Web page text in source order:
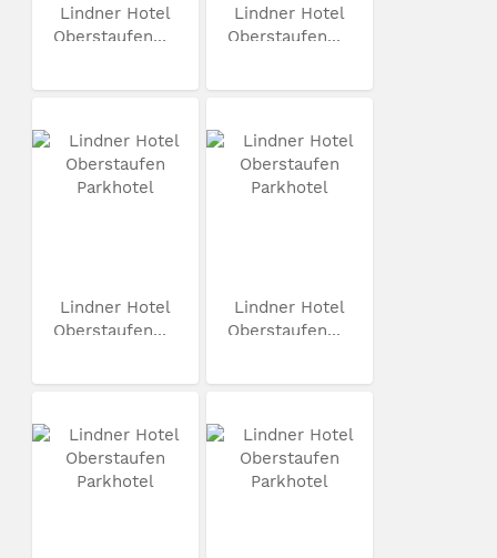
Lindner Hotel
Oberstaufen...
Lindner Hotel
Oberstaufen...
Lindner Hotel
Oberstaufen...
Lindner Hotel
Oberstaufen...